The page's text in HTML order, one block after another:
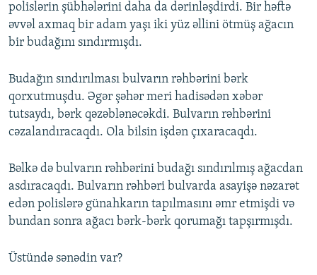
polislərin şübhələrini daha da dərinləşdirdi. Bir həftə
əvvəl axmaq bir adam yaşı iki yüz əllini ötmüş ağacın
bir budağını sındırmışdı.
Budağın sındırılması bulvarın rəhbərini bərk
qorxutmuşdu. Əgər şəhər meri hadisədən xəbər
tutsaydı, bərk qəzəblənəcəkdi. Bulvarın rəhbərini
cəzalandıracaqdı. Ola bilsin işdən çıxaracaqdı.
Bəlkə də bulvarın rəhbərini budağı sındırılmış ağacdan
asdıracaqdı. Bulvarın rəhbəri bulvarda asayişə nəzarət
edən polislərə günahkarın tapılmasını əmr etmişdi və
bundan sonra ağacı bərk-bərk qorumağı tapşırmışdı.
Üstündə sənədin var?